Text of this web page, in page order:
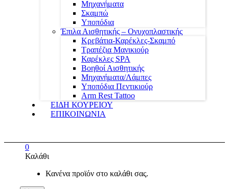
Μηχανήματα
Σκαμπώ
Υποπόδια
Έπιλα Αισθητικής – Ονυχοπλαστικής
Κρεβάτια-Καρέκλες-Σκαμπό
Τραπέζια Μανικιούρ
Καρέκλες SPA
Βοηθοί Αισθητικής
Μηχανήματα/Λάμπες
Υποπόδια Πεντικιούρ
Arm Rest Tattoo
ΕΙΔΗ ΚΟΥΡΕΙΟΥ
ΕΠΙΚΟΙΝΩΝΙΑ
0
Καλάθι
Κανένα προϊόν στο καλάθι σας.